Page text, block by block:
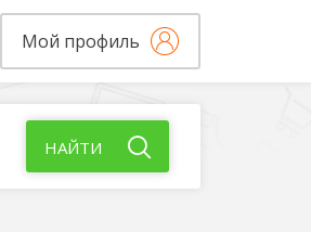
Мой профиль
НАЙТИ